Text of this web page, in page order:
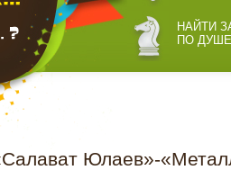
НАЙТИ
ПО ДУШЕ
Юлаев»-